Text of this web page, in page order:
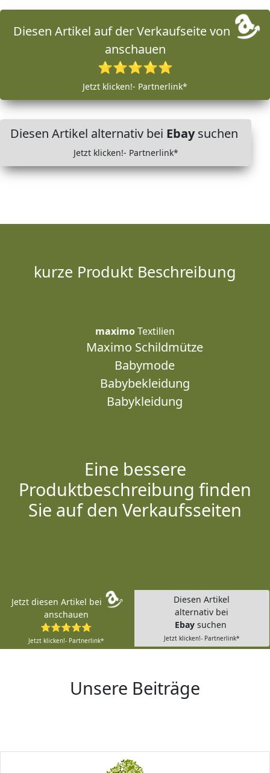
Diesen Artikel auf der Verkaufseite von
anschauen
⭐⭐⭐⭐⭐
Jetzt klicken!- Partnerlink*
Diesen Artikel alternativ bei Ebaysuchen
Jetzt klicken!- Partnerlink*
kurze Produkt Beschreibung
maximoTextilien
Maximo Schildmütze
Babymode
Babybekleidung
Babykleidung
Eine bessere
Produktbeschreibung finden
Sie auf den Verkaufsseiten
Jetzt diesen Artikel bei
anschauen
⭐⭐⭐⭐⭐
Jetzt klicken!- Partnerlink*
Diesen Artikel
alternativ bei
Ebay suchen
Jetzt klicken!- Partnerlink*
Unsere Beiträge